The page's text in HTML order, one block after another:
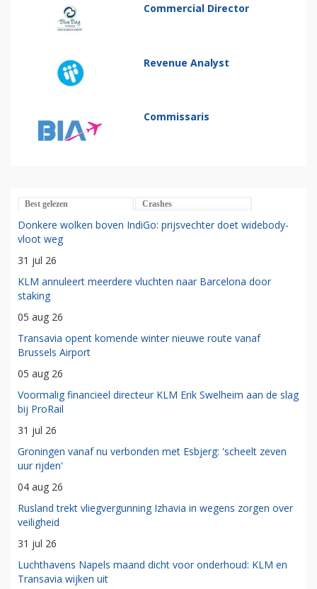
Commercial Director
Revenue Analyst
Commissaris
Best gelezen Crashes
Donkere wolken boven IndiGo: prijsvechter doet widebody-
vloot weg
31 jul 26
KLM annuleert meerdere vluchten naar Barcelona door
staking
05 aug 26
Transavia opent komende winter nieuwe route vanaf
Brussels Airport
05 aug 26
Voormalig financieel directeur KLM Erik Swelheim aan de slag
bij ProRail
31 jul 26
Groningen vanaf nu verbonden met Esbjerg: 'scheelt zeven
uur rijden'
04 aug 26
Rusland trekt vliegvergunning Izhavia in wegens zorgen over
veiligheid
31 jul 26
Luchthavens Napels maand dicht voor onderhoud: KLM en
Transavia wijken uit